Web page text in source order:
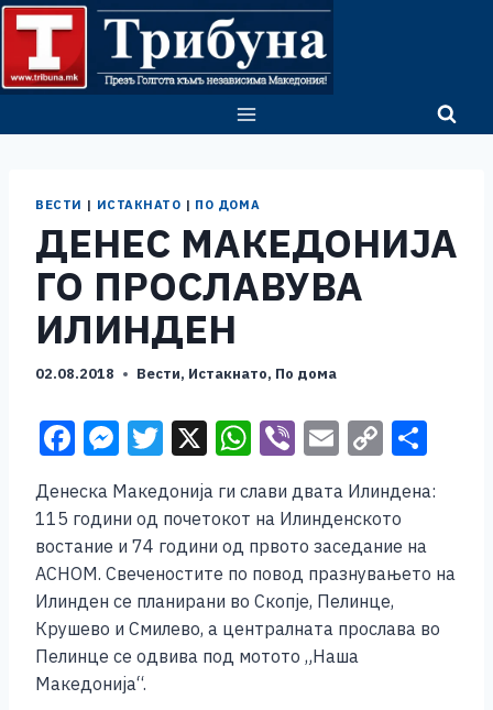
Skip
content
ВЕСТИ | ИСТАКНАТО | ПО ДОМА
ДЕНЕС МАКЕДОНИЈА
ГО ПРОСЛАВУВА
ИЛИНДЕН
02.08.2018 Вести, Истакнато, По дома
F
c
e
b
o
o
k
M
e
ss
e
n
g
er
T
tt
er
X W
at
s
A
p
p
Vi
er
E
m
ai
l
C
p
y
Li
n
k
ar
Денеска Македонија ги слави двата Илиндена:
115 години од почетокот на Илинденското
востание и 74 години од првото заседание на
АСНОМ. Свеченостите по повод празнувањето на
Илинден се планирани во Скопје, Пелинце,
Крушево и Смилево, а централната прослава во
Пелинце се одвива под мотото „Наша
Македонија“.